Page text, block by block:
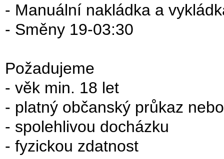
- Manuální nakládka a
- Směny 19-03:30
Požadujeme
- věk min. 18 let
- platný občanský průkaz
- spolehlivou docházku
- fyzickou zdatnost